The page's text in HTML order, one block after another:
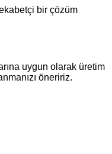
bir çözüm
uygun olarak üretim
öneririz.